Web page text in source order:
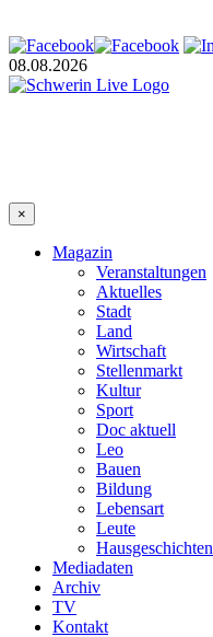
08.08.2026
×
Magazin
Veranstaltungen
Aktuelles
Stadt
Land
Wirtschaft
Stellenmarkt
Kultur
Sport
Doc aktuell
Leo
Bauen
Bildung
Lebensart
Leute
Hausgeschichten
Mediadaten
Archiv
TV
Kontakt